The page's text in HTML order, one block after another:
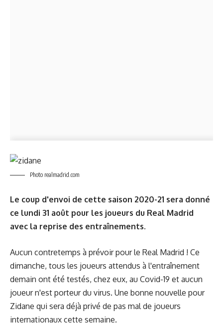
Photo realmadrid.com
Le coup d'envoi de cette saison 2020-21 sera donné
ce lundi 31 août pour les joueurs du Real Madrid
avec la reprise des entraînements.
Aucun contretemps à prévoir pour le Real Madrid ! Ce
dimanche, tous les joueurs attendus à l'entraînement
demain ont été testés, chez eux, au Covid-19 et aucun
joueur n'est porteur du virus. Une bonne nouvelle pour
Zidane qui sera déjà privé de pas mal de joueurs
internationaux cette semaine.